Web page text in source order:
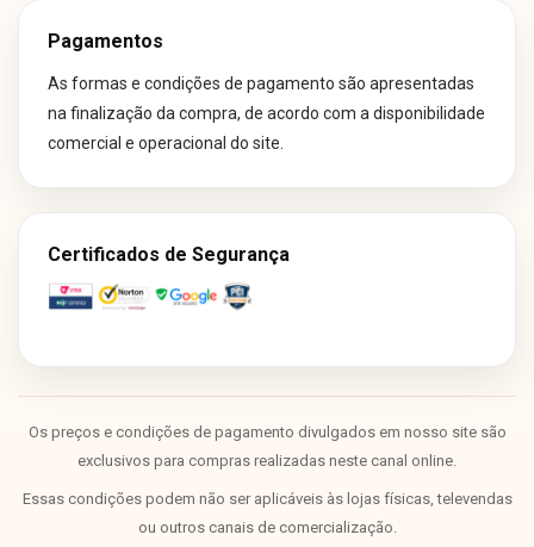
Pagamentos
As formas e condições de pagamento são apresentadas
na finalização da compra, de acordo com a disponibilidade
comercial e operacional do site.
Certificados de Segurança
Os preços e condições de pagamento divulgados em nosso site são
exclusivos para compras realizadas neste canal online.
Essas condições podem não ser aplicáveis às lojas físicas, televendas
ou outros canais de comercialização.